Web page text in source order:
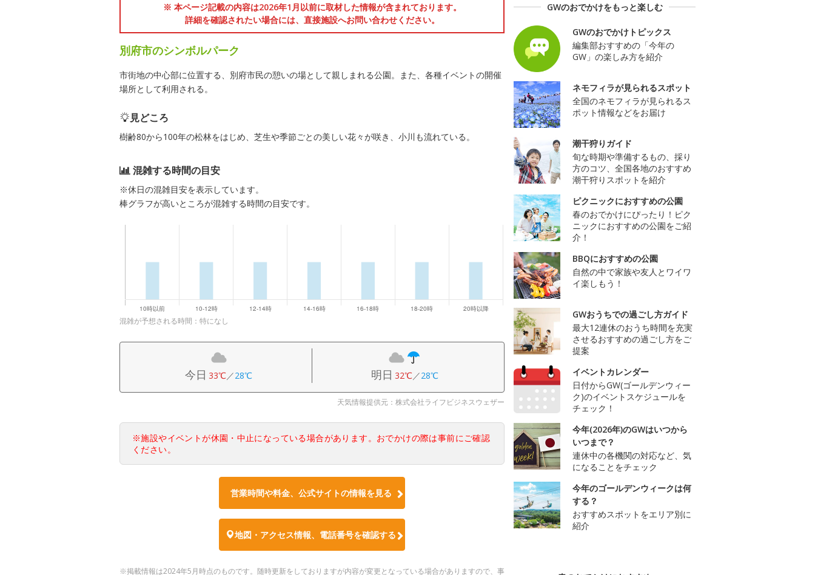
※ 本ページ記載の内容は2026年1月以前に取材した情報が含まれております。
詳細を確認されたい場合には、直接施設へお問い合わせください。
別府市のシンボルパーク
市街地の中心部に位置する、別府市民の憩いの場として親しまれる公園。また、各種イベントの開催
場所として利用される。
見どころ
樹齢80から100年の松林をはじめ、芝生や季節ごとの美しい花々が咲き、小川も流れている。
混雑する時間の目安
※休日の混雑目安を表示しています。
棒グラフが高いところが混雑する時間の目安です。
混雑が予想される時間：特になし
今日 33℃／28℃ 明日 32℃／28℃
天気情報提供元：株式会社ライフビジネスウェザー
※施設やイベントが休園・中止になっている場合があります。おでかけの際は事前にご確認
ください。
営業時間や料金、公式サイトの情報を見る
地図・アクセス情報、電話番号を確認する
※掲載情報は2024年5月時点のものです。随時更新をしておりますが内容が変更となっている場合がありますので、事
GWのおでかけをもっと楽しむ
GWのおでかけトピックス
編集部おすすめの「今年の
GW」の楽しみ方を紹介
ネモフィラが見られるスポット
全国のネモフィラが見られるス
ポット情報などをお届け
潮干狩りガイド
旬な時期や準備するもの、採り
方のコツ、全国各地のおすすめ
潮干狩りスポットを紹介
ピクニックにおすすめの公園
春のおでかけにぴったり！ピク
ニックにおすすめの公園をご紹
介！
BBQにおすすめの公園
自然の中で家族や友人とワイワ
イ楽しもう！
GWおうちでの過ごし方ガイド
最大12連休のおうち時間を充実
させるおすすめの過ごし方をご
提案
イベントカレンダー
日付からGW(ゴールデンウィー
ク)のイベントスケジュールを
チェック！
今年(2026年)のGWはいつから
いつまで？
連休中の各機関の対応など、気
になることをチェック
今年のゴールデンウィークは何
する？
おすすめスポットをエリア別に
紹介